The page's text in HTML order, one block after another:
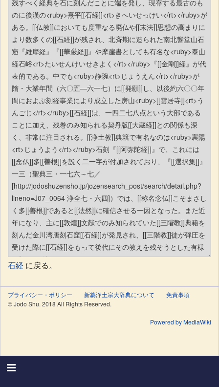
石経 に戻る。
プライバシー・ポリシー 新纂浄土宗大辞典について
免責事項
© Jodo Shu. 2018 All Rights Reserved.
Powered by MediaWiki